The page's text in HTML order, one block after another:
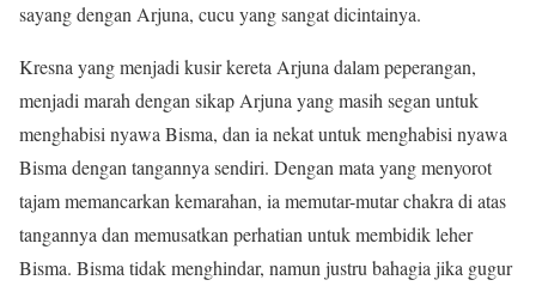
sayang dengan Arjuna, cucu yang sangat dicintainya.
Kresna yang menjadi kusir kereta Arjuna dalam peperangan,
menjadi marah dengan sikap Arjuna yang masih segan untuk
menghabisi nyawa Bisma, dan ia nekat untuk menghabisi nyawa
Bisma dengan tangannya sendiri. Dengan mata yang menyorot
tajam memancarkan kemarahan, ia memutar-mutar chakra di atas
tangannya dan memusatkan perhatian untuk membidik leher
Bisma. Bisma tidak menghindar, namun justru bahagia jika gugur